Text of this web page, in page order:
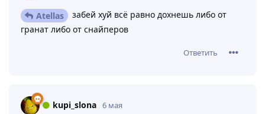
Atellas
забей хуй всё равно дохнешь либо от
гранат либо от снайперов
Ответить
kupi_slona 6 мая